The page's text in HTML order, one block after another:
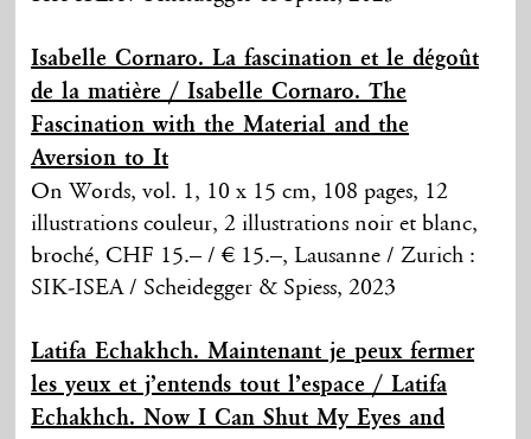
Isabelle Cornaro. La fascination et le dégoût
de la matière / Isabelle Cornaro. The
Fascination with the Material and the
Aversion to It
On Words, vol. 1, 10 x 15 cm, 108 pages, 12
illustrations couleur, 2 illustrations noir et blanc,
broché, CHF 15.– / € 15.–, Lausanne / Zurich :
SIK-ISEA / Scheidegger & Spiess, 2023
Latifa Echakhch. Maintenant je peux fermer
les yeux et j’entends tout l’espace / Latifa
Echakhch. Now I Can Shut My Eyes and